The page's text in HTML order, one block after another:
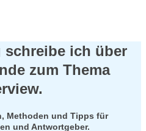
schreibe ich über
zum Thema
Methoden und Tipps für
und Antwortgeber.